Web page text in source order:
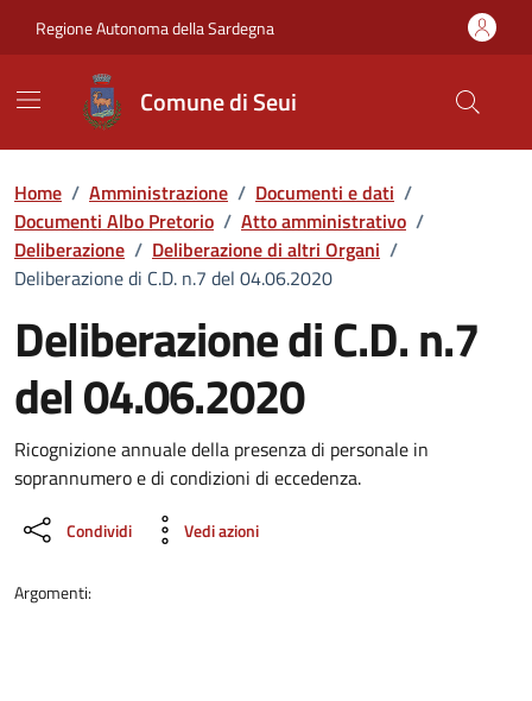
Regione Autonoma della Sardegna
Comune di Seui
Home / Amministrazione / Documenti e dati /
Documenti Albo Pretorio / Atto amministrativo /
Deliberazione / Deliberazione di altri Organi /
Deliberazione di C.D. n.7 del 04.06.2020
Deliberazione di C.D. n.7
del 04.06.2020
Dettaglio del documento
Ricognizione annuale della presenza di personale in
soprannumero e di condizioni di eccedenza.
Condividi Vedi azioni
Argomenti: